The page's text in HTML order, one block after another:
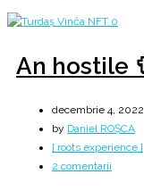
An hostile
decembrie 4, 2022
by Daniel ROȘCA
[ roots experience ]
2 comentarii